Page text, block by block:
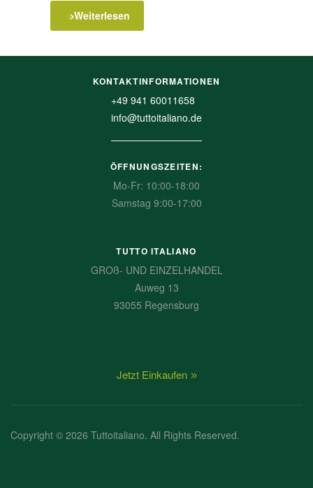
Weiterlesen
KONTAKTINFORMATIONEN
+49 941 60011658
info@tuttoitaliano.de
ÖFFNUNGSZEITEN:
Mo-Fr: 10:00-18:00
Samstag 9:00-17:00
TUTTO ITALIANO
GROß- UND EINZELHANDEL
Auweg 13
93055 Regensburg
Jetzt Einkaufen
Copyright © 2026 Tuttoitaliano. All Rights Reserved.